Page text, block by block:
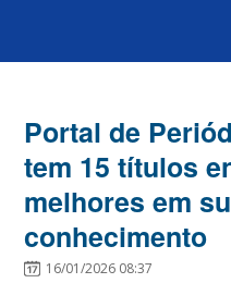
Portal de
tem 15 títulos
melhores em
conhecimento
16/01/2026 08:37